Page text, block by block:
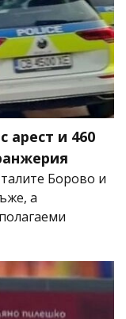
арест и 460
Борово и
а